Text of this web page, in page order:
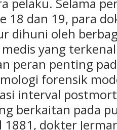
18 dan 19, para
dihuni oleh
yang
peran penting
forensik
interval
berkaitan pada
1881, dokter